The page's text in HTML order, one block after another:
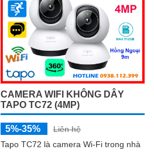
camera giúp bạn kiểm soát an toàn dù
ở bất cứ đâu
CAMERA WIFI KHÔNG DÂY
TAPO TC72 (4MP)
5%-35%
Liên hệ
Tapo TC72 là camera Wi-Fi trong nhà